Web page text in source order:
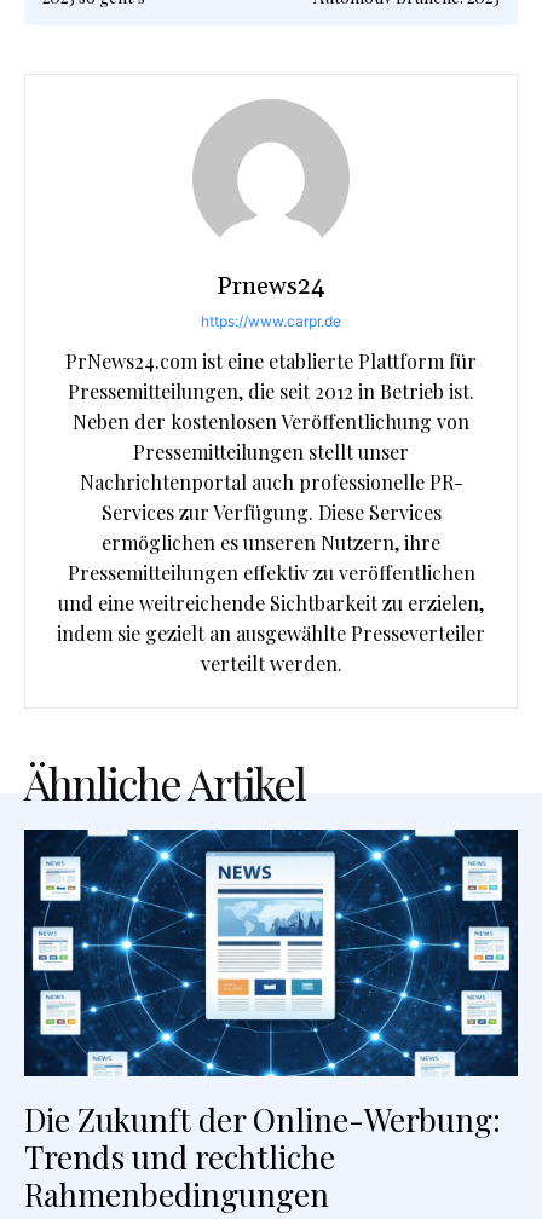
Prnews24
https://www.carpr.de
PrNews24.com ist eine etablierte Plattform für
Pressemitteilungen, die seit 2012 in Betrieb ist.
Neben der kostenlosen Veröffentlichung von
Pressemitteilungen stellt unser
Nachrichtenportal auch professionelle PR-
Services zur Verfügung. Diese Services
ermöglichen es unseren Nutzern, ihre
Pressemitteilungen effektiv zu veröffentlichen
und eine weitreichende Sichtbarkeit zu erzielen,
indem sie gezielt an ausgewählte Presseverteiler
verteilt werden.
Ähnliche Artikel
Die Zukunft der Online-Werbung:
Trends und rechtliche
Rahmenbedingungen